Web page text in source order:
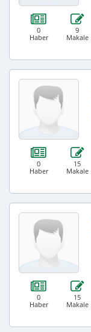
0
Haber
9
Makale
0
Haber
15
Makale
0
Haber
15
Makale